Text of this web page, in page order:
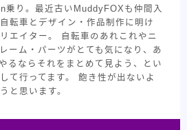
乗り。最近古いMuddyFOXも仲間入
転車とデザイン・作品制作に明け
エイター。 自転車のあれこれやニ
ーム・パーツがとても気になり、あ
るならそれをまとめて見よう、とい
て行ってます。 飽き性が出ないよ
と思います。